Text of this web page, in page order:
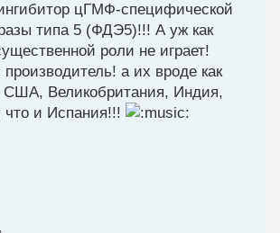
цГМФ-специфической
типа 5 (ФДЭ5)!!! А уж как
роли не играет!
а их вроде как
США, Великобритания, Индия,
что и Испания!!!